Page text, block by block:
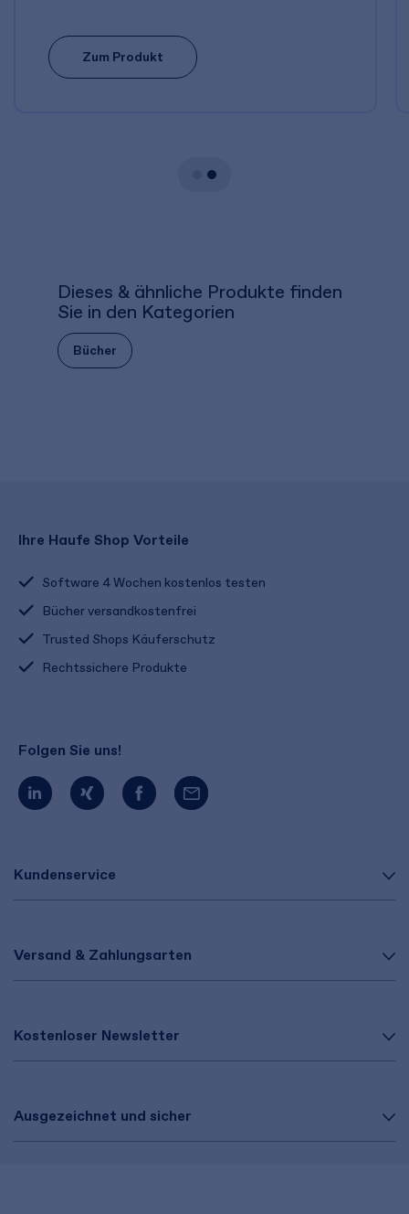
Zum Produkt
Dieses & ähnliche Produkte finden
Sie in den Kategorien
Bücher
Kundenservice
Versand & Zahlungsarten
Kostenloser Newsletter
Ausgezeichnet und sicher
Ihre Haufe Shop Vorteile
Software 4 Wochen kostenlos testen
Bücher versandkostenfrei
Trusted Shops Käuferschutz
Rechtssichere Produkte
Folgen Sie uns!